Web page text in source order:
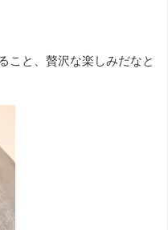
こと、贅沢な楽しみだなと